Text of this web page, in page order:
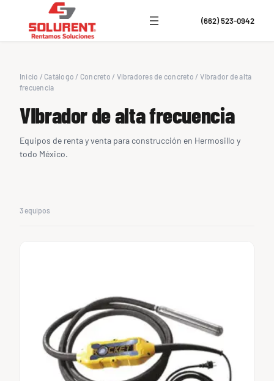
(662) 523-0942
Inicio / Catálogo / Concreto / Vibradores de concreto / VIbrador de alta
frecuencia
VIbrador de alta frecuencia
Equipos de renta y venta para construcción en Hermosillo y
todo México.
3 equipos